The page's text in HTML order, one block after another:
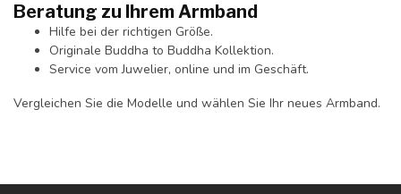
Beratung zu Ihrem Armband
Hilfe bei der richtigen Größe.
Originale Buddha to Buddha Kollektion.
Service vom Juwelier, online und im Geschäft.
Vergleichen Sie die Modelle und wählen Sie Ihr neues Armband.